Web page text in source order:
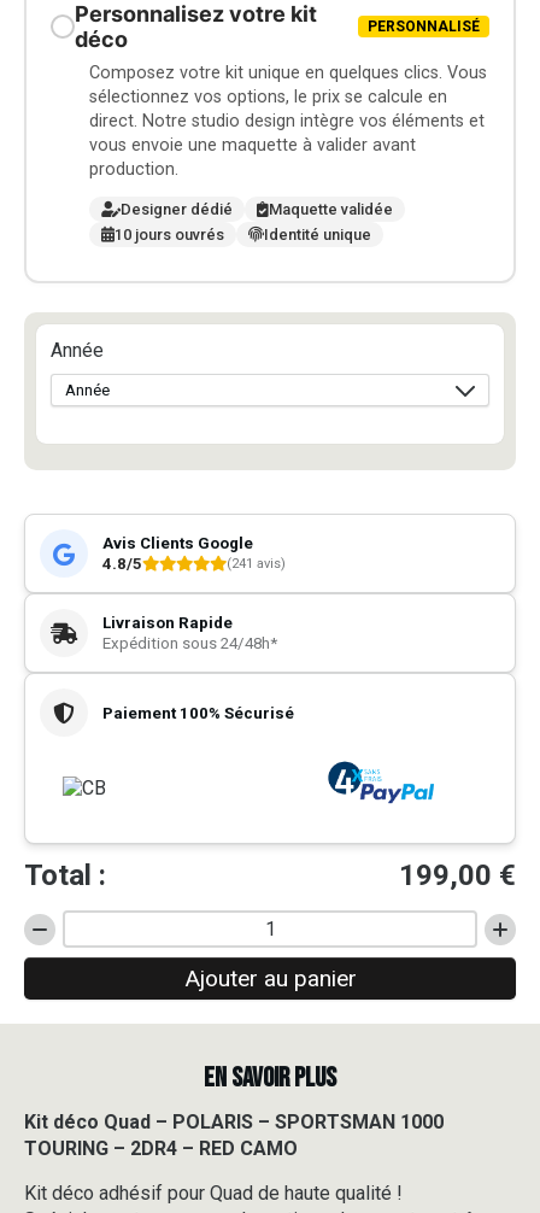
Personnalisez votre kit
déco
PERSONNALISÉ
Composez votre kit unique en quelques clics. Vous
sélectionnez vos options, le prix se calcule en
direct. Notre studio design intègre vos éléments et
vous envoie une maquette à valider avant
production.
Designer dédié
Maquette validée
10 jours ouvrés
Identité unique
Année
Avis Clients Google
4.8/5
(241 avis)
Livraison Rapide
Expédition sous 24/48h*
Paiement 100% Sécurisé
Total : 199,00 €
quantité
de
Quad
SPORTSMAN
1000
-
Ajouter au panier
EN SAVOIR PLUS
Kit déco Quad – POLARIS – SPORTSMAN 1000
TOURING – 2DR4 – RED CAMO
Kit déco adhésif pour Quad de haute qualité !